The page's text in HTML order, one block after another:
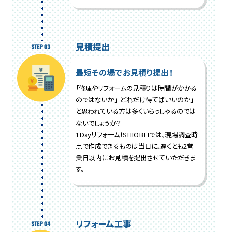
見積提出
最短その場でお見積り提出！
「修理やリフォームの見積りは時間がかかる
のではないか」「どれだけ待てばいいのか」
と思われている方は多くいらっしゃるのでは
ないでしょうか？
1Dayリフォーム！SHIOBEIでは、現場調査時
点で作成できるものは当日に、遅くとも2営
業日以内にお見積を提出させていただきま
す。
リフォーム工事